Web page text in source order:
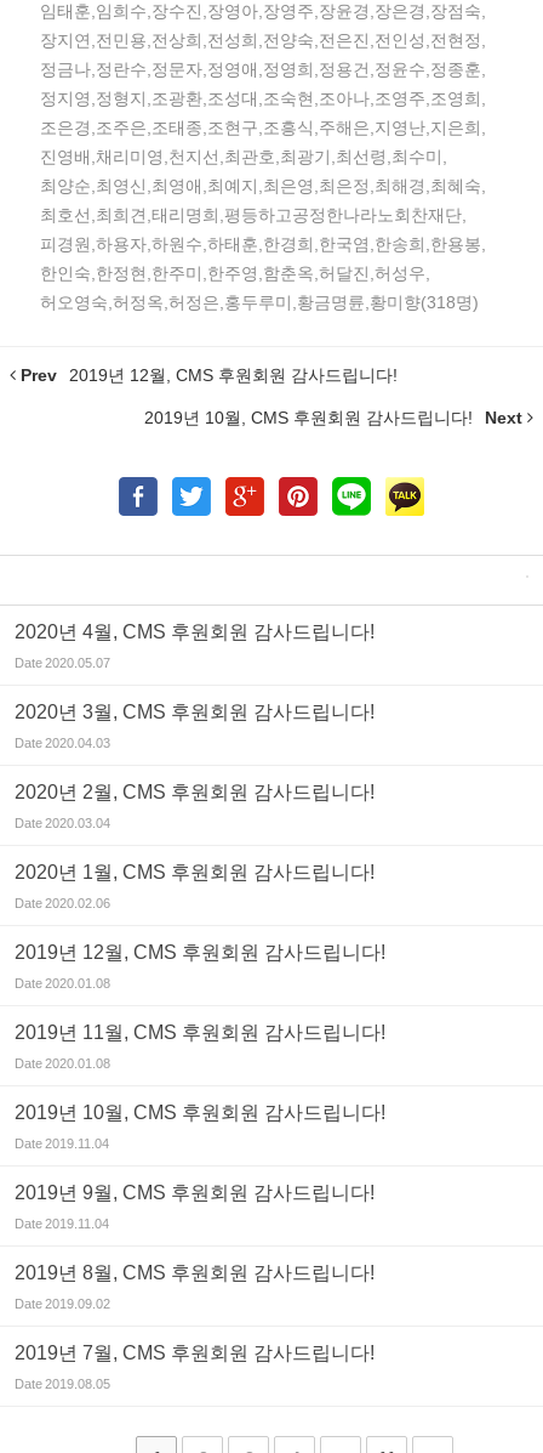
임태훈,임희수,장수진,장영아,장영주,장윤경,장은경,장점숙,
장지연,전민용,전상희,전성희,전양숙,전은진,전인성,전현정,
정금나,정란수,정문자,정영애,정영희,정용건,정윤수,정종훈,
정지영,정형지,조광환,조성대,조숙현,조아나,조영주,조영희,
조은경,조주은,조태종,조현구,조흥식,주해은,지영난,지은희,
진영배,채리미영,천지선,최관호,최광기,최선령,최수미,
최양순,최영신,최영애,최예지,최은영,최은정,최해경,최혜숙,
최호선,최희견,태리명희,평등하고공정한나라노회찬재단,
피경원,하용자,하원수,하태훈,한경희,한국염,한송희,한용봉,
한인숙,한정현,한주미,한주영,함춘옥,허달진,허성우,
허오영숙,허정옥,허정은,홍두루미,황금명륜,황미향(318명)
Prev 2019년 12월, CMS 후원회원 감사드립니다!
2019년 10월, CMS 후원회원 감사드립니다! Next
2020년 4월, CMS 후원회원 감사드립니다!
Date2020.05.07
2020년 3월, CMS 후원회원 감사드립니다!
Date2020.04.03
2020년 2월, CMS 후원회원 감사드립니다!
Date2020.03.04
2020년 1월, CMS 후원회원 감사드립니다!
Date2020.02.06
2019년 12월, CMS 후원회원 감사드립니다!
Date2020.01.08
2019년 11월, CMS 후원회원 감사드립니다!
Date2020.01.08
2019년 10월, CMS 후원회원 감사드립니다!
Date2019.11.04
2019년 9월, CMS 후원회원 감사드립니다!
Date2019.11.04
2019년 8월, CMS 후원회원 감사드립니다!
Date2019.09.02
2019년 7월, CMS 후원회원 감사드립니다!
Date2019.08.05